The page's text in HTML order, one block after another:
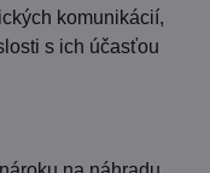
komunikácií,
s ich účasťou